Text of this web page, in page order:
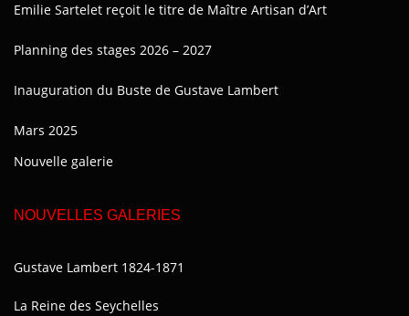
Emilie Sartelet reçoit le titre de Maître Artisan d’Art
Planning des stages 2026 – 2027
Inauguration du Buste de Gustave Lambert
Mars 2025
Nouvelle galerie
NOUVELLES GALERIES
Gustave Lambert 1824-1871
La Reine des Seychelles